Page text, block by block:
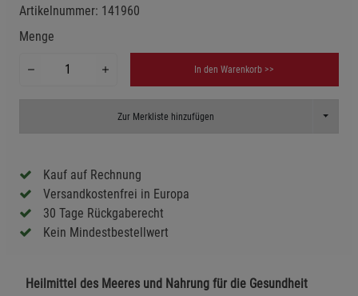
Artikelnummer: 141960
Menge
In den Warenkorb >>
Zur Merkliste hinzufügen Toggle
Kauf auf Rechnung
Versandkostenfrei in Europa
30 Tage Rückgaberecht
Kein Mindestbestellwert
Heilmittel des Meeres und Nahrung für die Gesundheit